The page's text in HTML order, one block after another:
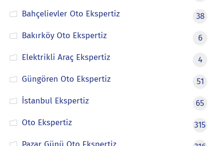
Bahçelievler Oto Ekspertiz
38
Bakırköy Oto Ekspertiz
6
Elektrikli Araç Ekspertiz
4
Güngören Oto Ekspertiz
51
İstanbul Ekspertiz
65
Oto Ekspertiz
315